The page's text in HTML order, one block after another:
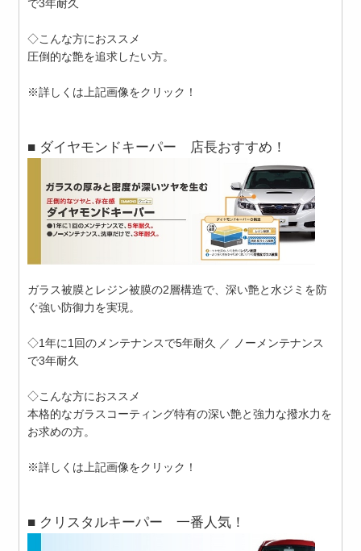
で3年耐久
◇こんな方におススメ
圧倒的な艶を追求したい方。
※詳しくは上記画像をクリック！
■ ダイヤモンドキーパー 店長おすすめ！
ガラス被膜とレジン被膜の2層構造で、深い艶と水ジミを防
ぐ強い防御力を実現。
◇1年に1回のメンテナンスで5年耐久 ／ ノーメンテナンス
で3年耐久
◇こんな方におススメ
本格的なガラスコーティング特有の深い艶と強力な撥水力を
お求めの方。
※詳しくは上記画像をクリック！
■ クリスタルキーパー 一番人気！